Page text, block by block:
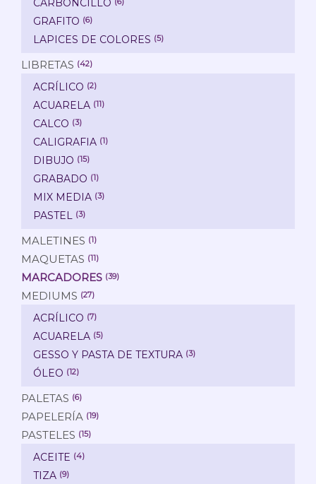
CARBONCILLO
GRAFITO (6)
LAPICES DE COLORES (5)
LIBRETAS (42)
ACRÍLICO (2)
ACUARELA (11)
CALCO (3)
CALIGRAFIA (1)
DIBUJO (15)
GRABADO (1)
MIX MEDIA (3)
PASTEL (3)
MALETINES (1)
MAQUETAS (11)
MARCADORES (39)
MEDIUMS (27)
ACRÍLICO (7)
ACUARELA (5)
GESSO Y PASTA DE TEXTURA (3)
ÓLEO (12)
PALETAS (6)
PAPELERÍA (19)
PASTELES (15)
ACEITE (4)
TIZA (9)